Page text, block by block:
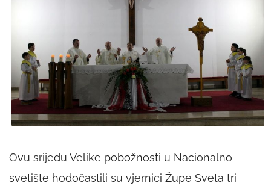
Ovu srijedu Velike pobožnosti u Nacionalno
svetište hodočastili su vjernici Župe Sveta tri